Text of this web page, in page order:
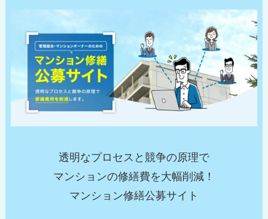
透明なプロセスと競争の原理で
マンションの修繕費を大幅削減！
マンション修繕公募サイト